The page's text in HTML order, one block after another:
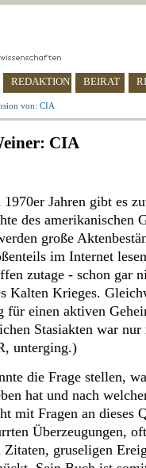
REDAKTION BEIRAT
von: CIA
CIA
1970er Jahren gibt es
des amerikanischen
große
im Internet
zutage - schon gar
Kalten Krieges.
für einen aktiven
Stasiakten war
unterging.)
die Frage stellen,
hat und nach
mit Fragen an dieses
Überzeugungen,
gruseligen